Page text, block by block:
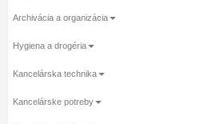
Archivácia a organizácia
Hygiena a drogéria
Kancelárska technika
Kancelárske potreby